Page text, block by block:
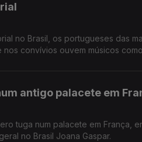
no Brasil, os portugueses das
convívios ouvem músicos
antigo palacete em
tuga num palacete em França,
no Brasil Joana Gaspar.